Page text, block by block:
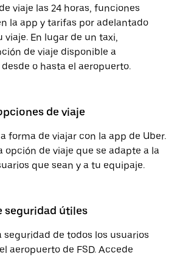
viaje las 24 horas, funciones
la app y tarifas por adelantado
viaje. En lugar de un taxi,
de viaje disponible a
o hasta el aeropuerto.
de viaje
forma de viajar con la app de Uber.
opción de viaje que se adapte a la
que sean y a tu equipaje.
seguridad útiles
seguridad de todos los usuarios
aeropuerto de FSD. Accede